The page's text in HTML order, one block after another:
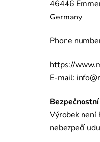
46446
Germany
Phone
https://
E-mail:
Výrobek není
nebezpečí